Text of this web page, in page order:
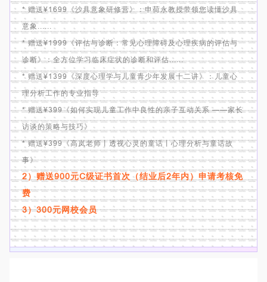
* 赠送¥1699《沙具意象研修营》：申荷永教授带领您读懂沙具
意象......
* 赠送¥1999《评估与诊断：常见心理障碍及心理疾病的评估与
诊断》：全方位学习临床症状的诊断和评估......
* 赠送¥1399《深度心理学与儿童青少年发展十二讲》：儿童心
理分析工作的专业指导
* 赠送¥399《如何实现儿童工作中良性的亲子互动关系 ——家长
访谈的策略与技巧》
* 赠送¥399《高岚老师丨透视心灵的童话丨心理分析与童话故
事》
2）赠送900元C级证书首次（结业后2年内）申请考核免
费
3）300元网校会员